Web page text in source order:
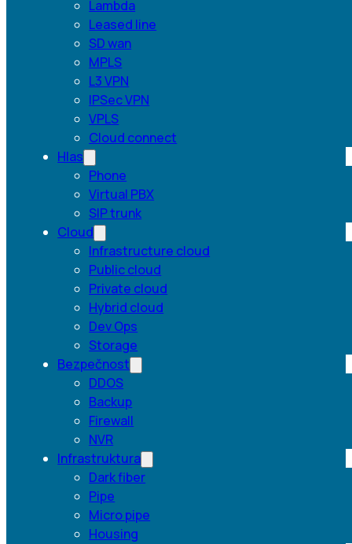
Lambda
Leased line
SD wan
MPLS
L3 VPN
IPSec VPN
VPLS
Cloud connect
Hlas
Phone
Virtual PBX
SIP trunk
Cloud
Infrastructure cloud
Public cloud
Private cloud
Hybrid cloud
Dev Ops
Storage
Bezpečnost
DDOS
Backup
Firewall
NVR
Infrastruktura
Dark fiber
Pipe
Micro pipe
Housing